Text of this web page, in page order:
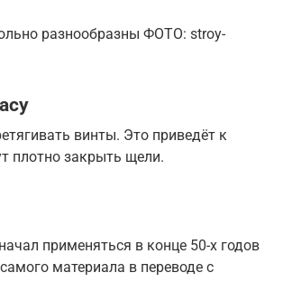
разнообразны ФОТО: stroy-
винты. Это приведёт к
плотно закрыть щели.
применяться в конце 50-х годов
материала в переводе с